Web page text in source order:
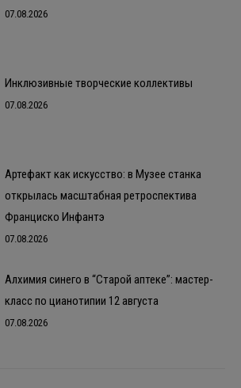
07.08.2026
Инклюзивные творческие коллективы
07.08.2026
Артефакт как искусство: в Музее станка
открылась масштабная ретроспектива
Франциско Инфантэ
07.08.2026
Алхимия синего в “Старой аптеке”: мастер-
класс по цианотипии 12 августа
07.08.2026